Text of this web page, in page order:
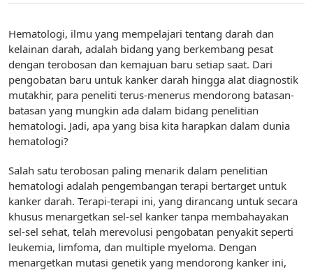
Hematologi, ilmu yang mempelajari tentang darah dan
kelainan darah, adalah bidang yang berkembang pesat
dengan terobosan dan kemajuan baru setiap saat. Dari
pengobatan baru untuk kanker darah hingga alat diagnostik
mutakhir, para peneliti terus-menerus mendorong batasan-
batasan yang mungkin ada dalam bidang penelitian
hematologi. Jadi, apa yang bisa kita harapkan dalam dunia
hematologi?
Salah satu terobosan paling menarik dalam penelitian
hematologi adalah pengembangan terapi bertarget untuk
kanker darah. Terapi-terapi ini, yang dirancang untuk secara
khusus menargetkan sel-sel kanker tanpa membahayakan
sel-sel sehat, telah merevolusi pengobatan penyakit seperti
leukemia, limfoma, dan multiple myeloma. Dengan
menargetkan mutasi genetik yang mendorong kanker ini,